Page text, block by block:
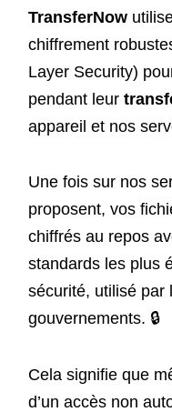
TransferNow
chiffrement
Layer Security)
pendant leur
appareil et nos
Une fois sur nos
proposent, vos
chiffrés au repos
standards les plus
sécurité, utilisé par
gouvernements. 🔒
Cela signifie que
d’un accès non